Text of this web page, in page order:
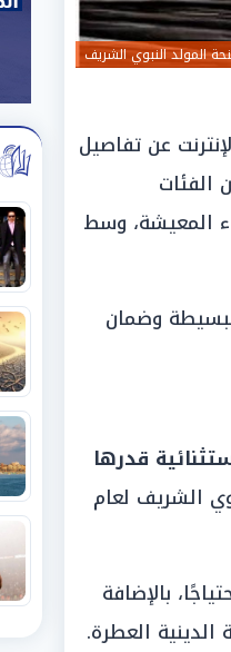
المولد النبوي الشريف
عن تفاصيل
بين الفئات
المعيشة، وسط
وضمان
قدرها
الشريف لعام
بالإضافة
العطرة.